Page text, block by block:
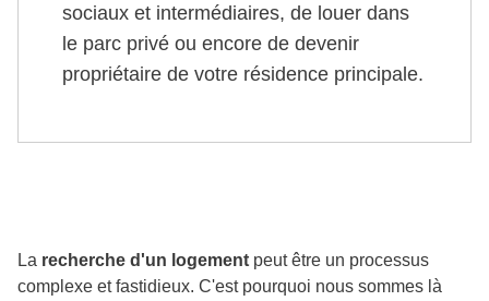
sociaux et intermédiaires, de louer dans
le parc privé ou encore de devenir
propriétaire de votre résidence principale.
La recherche d'un logement peut être un processus
complexe et fastidieux. C'est pourquoi nous sommes là